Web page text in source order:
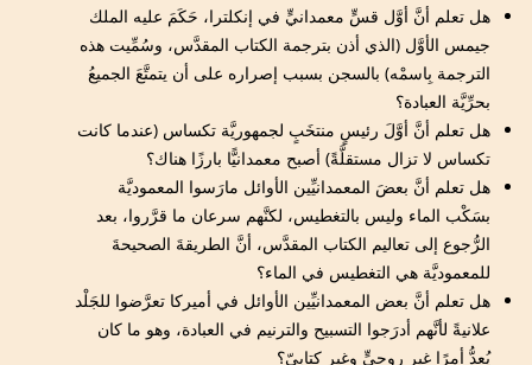
هل تعلم أنَّ أوَّل قسٍّ معمدانيٍّ في إنكلترا، حَكَمَ عليه الملك
جيمس الأوَّل (الذي أذن بترجمة الكتاب المقدَّس، وسُمِّيت هذه
الترجمة بِاسمْه) بالسجن بسبب إصراره على أن يتمتَّعَ الجميعُ
بحرِّيَّة العبادة؟
هل تعلم أنَّ أوَّلَ رئيسٍ منتخَبٍ لجمهوريَّة تكساس (عندما كانت
تكساس لا تزال مستقلَّةً) أصبح معمدانيًّا بارزًا هناك؟
هل تعلم أنَّ بعضَ المعمدانيِّين الأوائل مارَسوا المعموديَّة
بسَكْب الماء وليس بالتغطيس، لكنَّهم سرعان ما قرَّروا، بعد
الرُّجوع إلى تعاليم الكتاب المقدَّس، أنَّ الطريقةَ الصحيحةَ
للمعموديَّة هي التغطيس في الماء؟
هل تعلم أنَّ بعض المعمدانيِّين الأوائل في أميركا تعرَّضوا للجَلْد
علانيةً لأنَّهم أدرَجوا التسبيح والترنيم في العبادة، وهو ما كان
يُعدُّ أمرًا غير روحيٍّ وغير كتابيّ؟